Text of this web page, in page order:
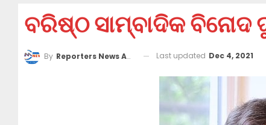
ବରିଷ୍ଠ ସାମ୍ବାଦିକ
By Reporters News Agency Last updated Dec 4, 2021